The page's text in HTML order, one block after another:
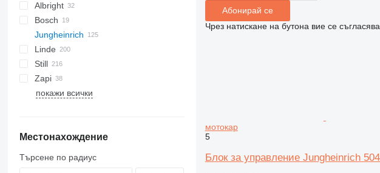
Albright
Bosch
H-series
531
533
535
541
Jungheinrich
DFG
DFG 435
Linde
D-series
H-series
L-series
A-Class
Still
FM
R-series
Zapi
покажи всички
Местонахождение
Търсене по радиус
Абонирай се
Чрез натискане на бутона вие се
мотокар
5
Блок за управление Jungheinrich